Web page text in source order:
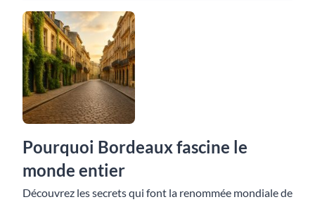
Pourquoi Bordeaux fascine le
monde entier
Découvrez les secrets qui font la renommée mondiale de